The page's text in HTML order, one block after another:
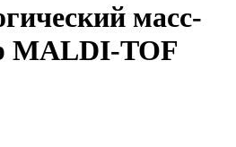
масс-
MALDI-TOF